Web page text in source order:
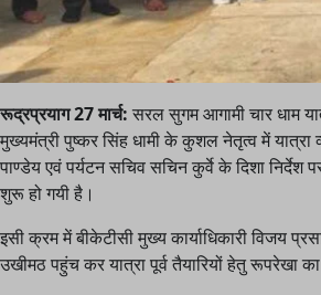
रूद्रप्रयाग 27 मार्च: सरल सुगम आगामी चार धाम
मुख्यमंत्री पुष्कर सिंह धामी के कुशल नेतृत्व में
पाण्डेय एवं पर्यटन सचिव सचिन कुर्वे के दिशा निर्देश
शुरू हो गयी है।
इसी क्रम में बीकेटीसी मुख्य कार्याधिकारी विजय
उखीमठ पहुंच कर यात्रा पूर्व तैयारियों हेतु रूपरेखा